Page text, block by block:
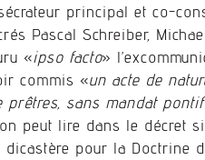
principal et co-
Pascal Schreiber,
«ipso facto»
commis «un acte de
prêtres, sans mandat
peut lire dans le décret
dicastère pour la Doctrine